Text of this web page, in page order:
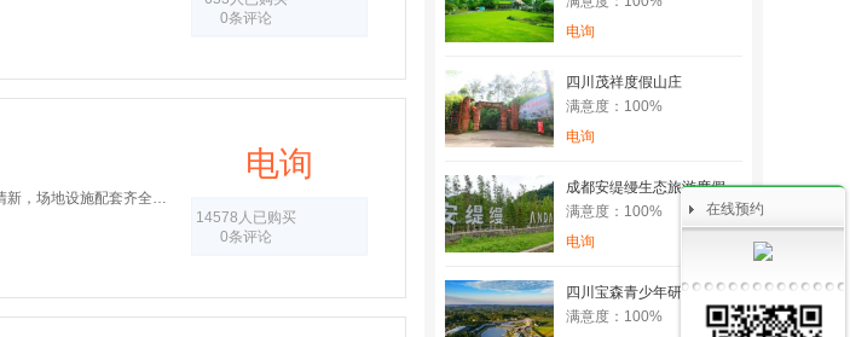
0条评论
营区占地30余亩，自然环境优美，树林葱郁、植被茂密，空气清新，场地设施配套齐全。营区宿舍、食堂、训练场地等所有设施均按部队标准设置，具有集中管理、令行禁止、严格规范、秩序正规的特色军营文化氛围。
电询
14578人已购买
0条评论
电询
四川茂祥度假山庄
满意度：100%
电询
成都安缇缦生态旅游度假基地
满意度：100%
电询
四川宝森青少年研学实践教育基地
满意度：100%
在线预约